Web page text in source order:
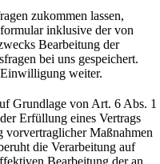
zukommen lassen,
inklusive der von
Bearbeitung der
bei uns gespeichert.
weiter.
Grundlage von Art. 6 Abs. 1
Erfüllung eines Vertrags
vorvertraglicher Maßnahmen
die Verarbeitung auf
Bearbeitung der an